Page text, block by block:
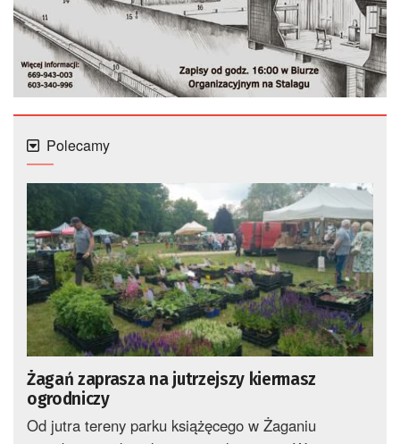
Polecamy
Żagań zaprasza na jutrzejszy kiermasz
ogrodniczy
Od jutra tereny parku książęcego w Żaganiu